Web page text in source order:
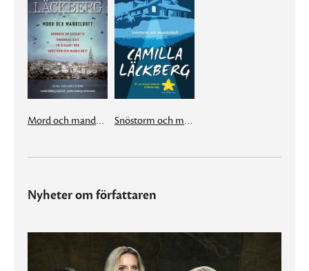
Mord och mandeldoft Snöstorm och mandeldoft
Nyheter om författaren